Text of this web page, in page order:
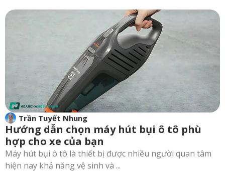
Trần Tuyết Nhung
Hướng dẫn chọn máy hút bụi ô tô phù
hợp cho xe của bạn
Máy hút bụi ô tô là thiết bị được nhiều người quan tâm
hiện nay khả năng vệ sinh và ...